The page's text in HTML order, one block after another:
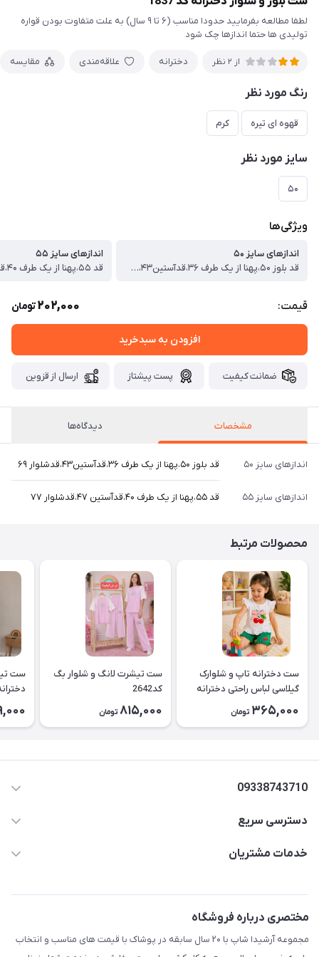
لطفا مطالعه بفرمایید حدودا مناسب (۶ تا ۹ سال) به علت متفاوت بودن قواره
تولیدی ها حتما اندازها چک شود
از 2 نظر دخترانه علاقه‌مندی مقایسه
رنگ مورد نظر
قهوه ای تیره کرم
سایز مورد نظر
۵۰
ویژگی‌ها
اندازهای سایز ۵۰
قد بلوز ۵۰،پهنا از یک طرف ۳۶،قدآستین۴۳،قدشلوار ۶۹
اندازهای سایز ۵۵
قیمت: 202,000تومان
افزودن به سبدخرید
ضمانت کیفیت پست پیشتاز ارسال از قزوین
مشخصات دیدگاه‌ها
اندازهای سایز ۵۰ قد بلوز ۵۰،پهنا از یک طرف ۳۶،قدآستین۴۳،قدشلوار ۶۹
اندازهای سایز ۵۵ قد ۵۵،پهنا از یک طرف ۴۰،قدآستین ۴۷،قدشلوار ۷۷
محصولات مرتبط
ست دخترانه تاپ و شلوارک
گیلاسی لباس راحتی دخترانه
365,000 تومان
ست تیشرت لانگ و شلوار بگ
کد2642
815,000 تومان
ست
09338743710
دسترسی سریع
حساب کاربری
لیست محصولات
درباره ما
تماس با ما
خدمات مشتریان
مختصری درباره فروشگاه
مجموعه آرشیدا شاپ با ۲۰ سال سابقه در پوشاک با قیمت های مناسب و انتخاب